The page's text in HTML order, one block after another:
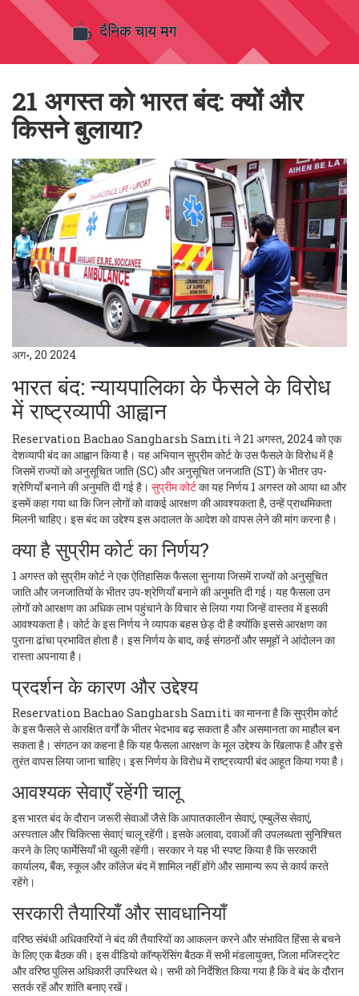
21 अगस्त को भारत बंद: क्यों और
किसने बुलाया?
अग॰, 20 2024
भारत बंद: न्यायपालिका के फैसले के विरोध
में राष्ट्रव्यापी आह्वान
Reservation Bachao Sangharsh Samiti ने 21 अगस्त, 2024 को एक
देशव्यापी बंद का आह्वान किया है। यह अभियान सुप्रीम कोर्ट के उस फैसले के विरोध में है
जिसमें राज्यों को अनुसूचित जाति (SC) और अनुसूचित जनजाति (ST) के भीतर उप-
श्रेणियाँ बनाने की अनुमति दी गई है। सुप्रीम कोर्टका यह निर्णय 1 अगस्त को आया था और
इसमें कहा गया था कि जिन लोगों को वाकई आरक्षण की आवश्यकता है, उन्हें प्राथमिकता
मिलनी चाहिए। इस बंद का उद्देश्य इस अदालत के आदेश को वापस लेने की मांग करना है।
क्या है सुप्रीम कोर्ट का निर्णय?
1 अगस्त को सुप्रीम कोर्ट ने एक ऐतिहासिक फैसला सुनाया जिसमें राज्यों को अनुसूचित
जाति और जनजातियों के भीतर उप-श्रेणियाँ बनाने की अनुमति दी गई। यह फैसला उन
लोगों को आरक्षण का अधिक लाभ पहुंचाने के विचार से लिया गया जिन्हें वास्तव में इसकी
आवश्यकता है। कोर्ट के इस निर्णय ने व्यापक बहस छेड़ दी है क्योंकि इससे आरक्षण का
पुराना ढांचा प्रभावित होता है। इस निर्णय के बाद, कई संगठनों और समूहों ने आंदोलन का
रास्ता अपनाया है।
प्रदर्शन के कारण और उद्देश्य
Reservation Bachao Sangharsh Samiti का मानना है कि सुप्रीम कोर्ट
के इस फैसले से आरक्षित वर्गों के भीतर भेदभाव बढ़ सकता है और असमानता का माहौल बन
सकता है। संगठन का कहना है कि यह फैसला आरक्षण के मूल उद्देश्य के खिलाफ है और इसे
तुरंत वापस लिया जाना चाहिए। इस निर्णय के विरोध में राष्ट्रव्यापी बंद आहूत किया गया है।
आवश्यक सेवाएँ रहेंगी चालू
इस भारत बंद के दौरान जरूरी सेवाओं जैसे कि आपातकालीन सेवाएं, एम्बुलेंस सेवाएं,
अस्पताल और चिकित्सा सेवाएं चालू रहेंगी। इसके अलावा, दवाओं की उपलब्धता सुनिश्चित
करने के लिए फार्मेसियाँ भी खुली रहेंगी। सरकार ने यह भी स्पष्ट किया है कि सरकारी
कार्यालय, बैंक, स्कूल और कॉलेज बंद में शामिल नहीं होंगे और सामान्य रूप से कार्य करते
रहेंगे।
सरकारी तैयारियाँ और सावधानियाँ
वरिष्ठ संबंधी अधिकारियों ने बंद की तैयारियों का आकलन करने और संभावित हिंसा से बचने
के लिए एक बैठक की। इस वीडियो कॉन्फ्रेंसिंग बैठक में सभी मंडलायुक्त, जिला मजिस्ट्रेट
और वरिष्ठ पुलिस अधिकारी उपस्थित थे। सभी को निर्देशित किया गया है कि वे बंद के दौरान
सतर्क रहें और शांति बनाए रखें।